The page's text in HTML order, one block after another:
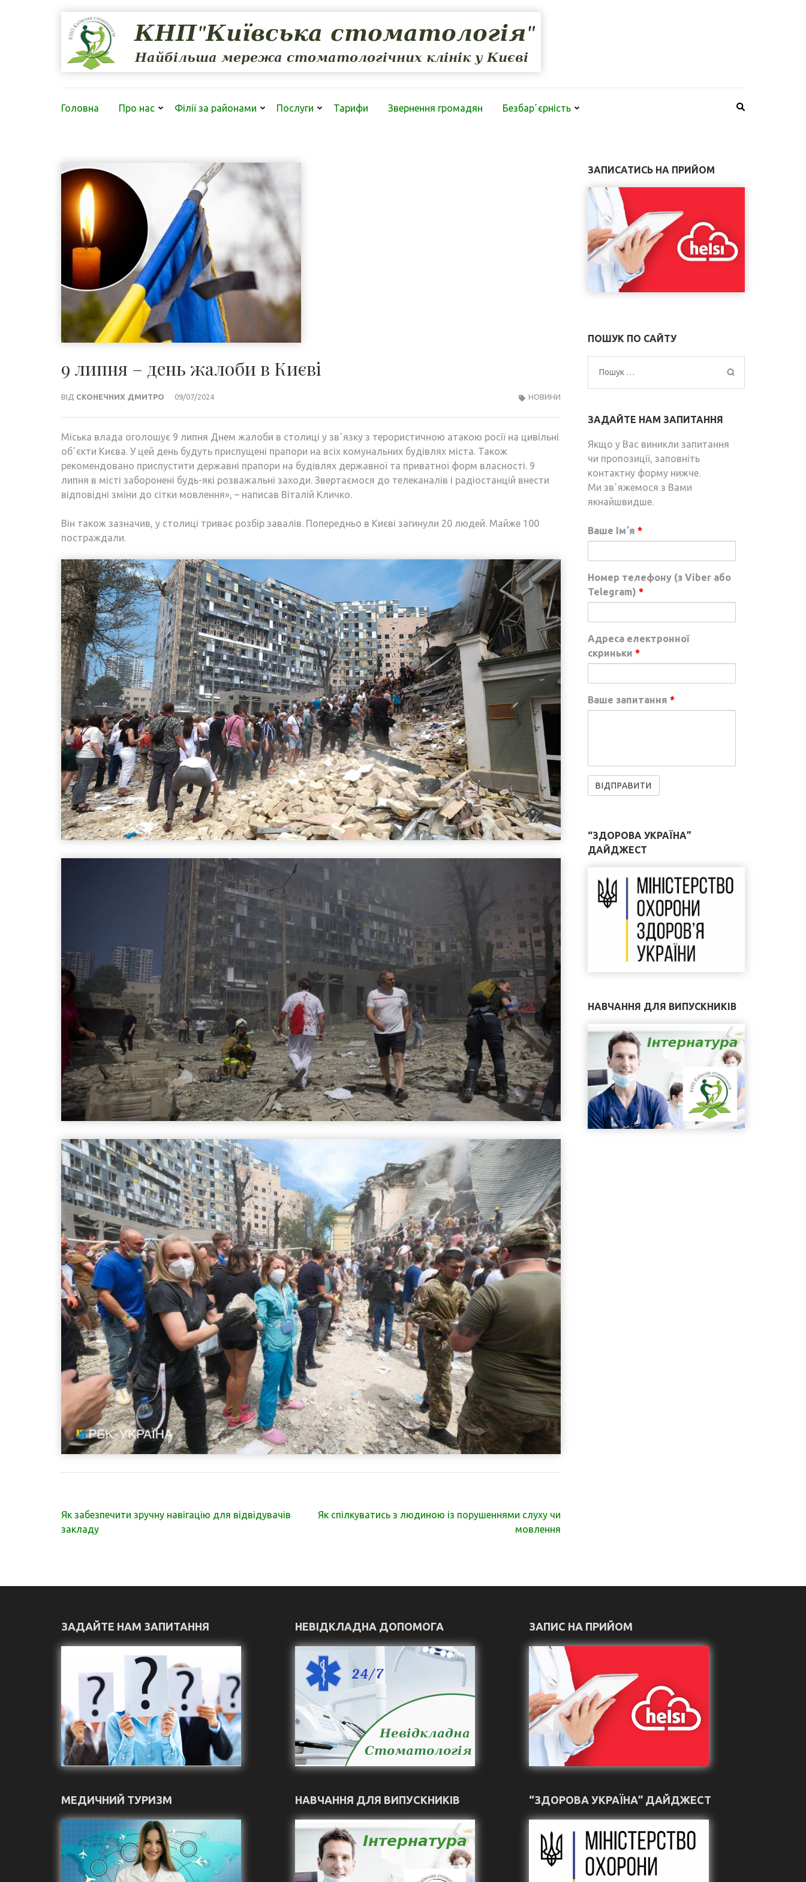
Головна Про нас Філії за районами Послуги Тарифи Звернення громадян Безбарʼєрність
9 липня – день жалоби в Києві
ВІД СКОНЕЧНИХ ДМИТРО 09/07/2024 НОВИНИ
Міська влада оголошує 9 липня Днем жалоби в столиці у звʼязку з терористичною атакою росії на цивільні
обʼєкти Києва. У цей день будуть приспущені прапори на всіх комунальних будівлях міста. Також
рекомендовано приспустити державні прапори на будівлях державної та приватної форм власності. 9
липня в місті заборонені будь-які розважальні заходи. Звертаємося до телеканалів і радіостанцій внести
відповідні зміни до сітки мовлення», – написав Віталій Кличко.
Він також зазначив, у столиці триває розбір завалів. Попередньо в Києві загинули 20 людей. Майже 100
постраждали.
Навігація
записів
Як забезпечити зручну навігацію для відвідувачів
закладу
Як спілкуватись з людиною із порушеннями слуху чи
мовлення
ЗАПИСАТИСЬ НА ПРИЙОМ
ПОШУК ПО САЙТУ
Пошук:
ЗАДАЙТЕ НАМ ЗАПИТАННЯ
Якщо у Вас виникли запитання
чи пропозиції, заповніть
контактну форму нижче.
Ми звʼяжемося з Вами
якнайшвидше.
Ваше Імʼя *
Номер телефону (з Viber або
Telegram) *
Адреса електронної
скриньки *
Ваше запитання *
“ЗДОРОВА УКРАЇНА”
ДАЙДЖЕСТ
НАВЧАННЯ ДЛЯ ВИПУСКНИКІВ
ЗАДАЙТЕ НАМ ЗАПИТАННЯ
МЕДИЧНИЙ ТУРИЗМ
НЕВІДКЛАДНА ДОПОМОГА
НАВЧАННЯ ДЛЯ ВИПУСКНИКІВ
ЗАПИС НА ПРИЙОМ
“ЗДОРОВА УКРАЇНА” ДАЙДЖЕСТ